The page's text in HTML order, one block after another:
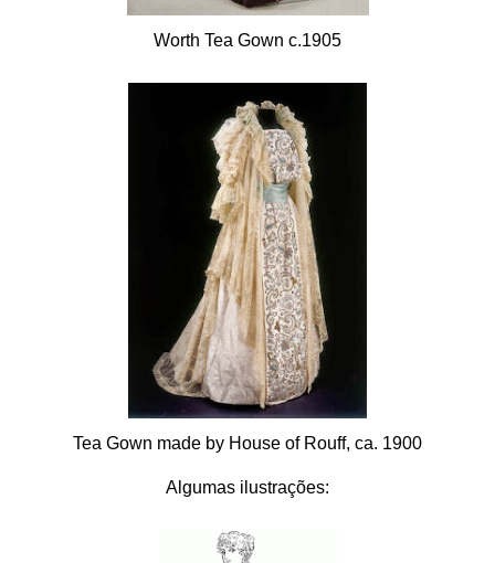
Worth Tea Gown c.1905
Tea Gown made by House of Rouff, ca. 1900
Algumas ilustrações: